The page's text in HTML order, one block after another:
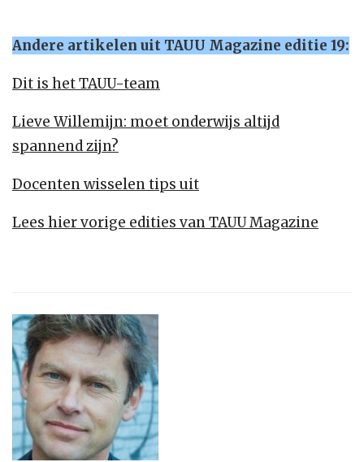
Andere artikelen uit TAUU Magazine editie 19:
Dit is het TAUU-team
Lieve Willemijn: moet onderwijs altijd
spannend zijn?
Docenten wisselen tips uit
Lees hier vorige edities van TAUU Magazine